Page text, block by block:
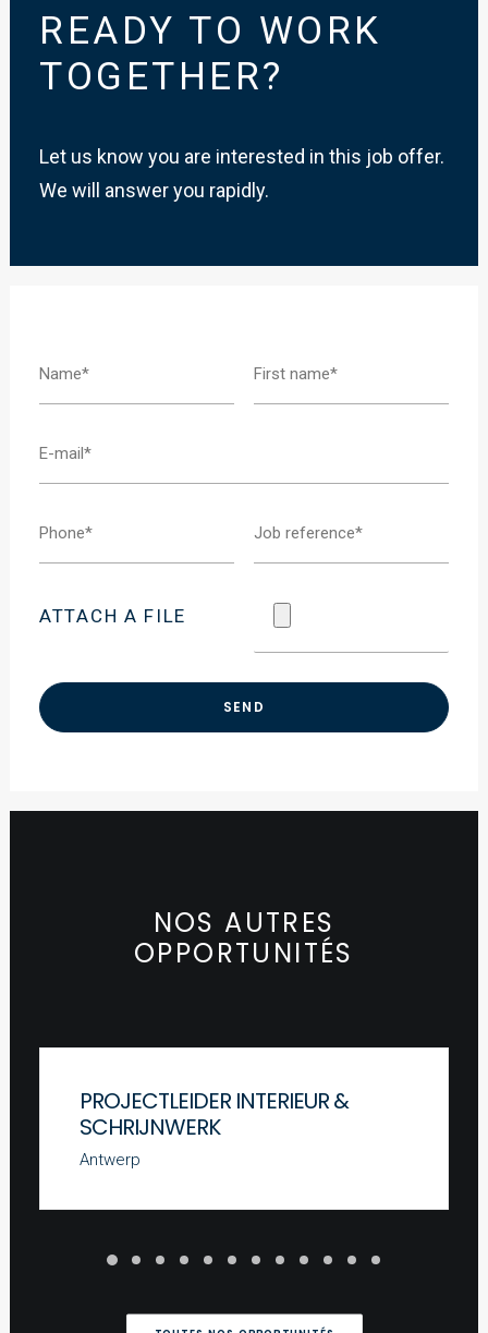
READY TO WORK
TOGETHER?
Let us know you are interested in this job offer.
We will answer you rapidly.
ATTACH A FILE
NOS AUTRES
OPPORTUNITÉS
PROJECTLEIDER INTERIEUR &
SCHRIJNWERK
Antwerp